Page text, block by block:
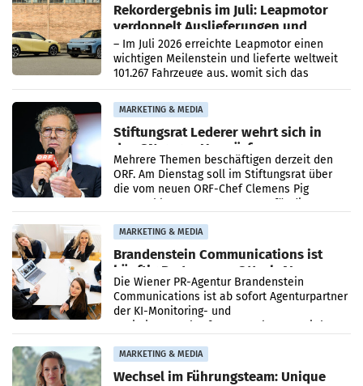
Rekordergebnis im Juli: Leapmotor
verdoppelt Auslieferungen und
überschreitet die 100.000er-Marke
– Im Juli 2026 erreichte Leapmotor einen
wichtigen Meilenstein und lieferte weltweit
101.267 Fahrzeuge aus, womit sich das
Ergebnis gegenüber Juli 2025 mehr als
verdoppelte (+102
MARKETING & MEDIA
Stiftungsrat Lederer wehrt sich in
den SN gegen Vorwürfe
Mehrere Themen beschäftigen derzeit den
ORF. Am Dienstag soll im Stiftungsrat über
die vom neuen ORF-Chef Clemens Pig
vorgeschlagenen Besetzungen für die
MARKETING & MEDIA
Brandenstein Communications ist
künftig Partner von OtterlyAI
Die Wiener PR-Agentur Brandenstein
Communications ist ab sofort Agenturpartner
der KI-Monitoring- und
Optimierungsplattform OtterlyAI. Damit baut
MARKETING & MEDIA
Wechsel im Führungsteam: Unique